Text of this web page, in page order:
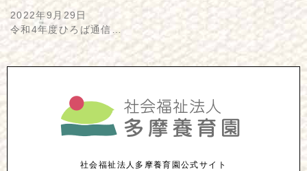
2022年9月29日
令和4年度ひろば通信…
社会福祉法人多摩養育園公式サイト